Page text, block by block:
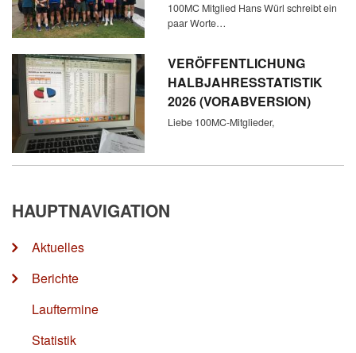
100MC Mitglied Hans Würl schreibt ein
paar Worte…
VERÖFFENTLICHUNG
HALBJAHRESSTATISTIK
2026 (VORABVERSION)
Liebe 100MC-Mitglieder,
HAUPTNAVIGATION
Aktuelles
Berichte
Lauftermine
Statistik